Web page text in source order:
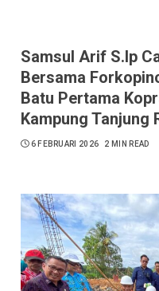
Samsul Arif S.Ip
Bersama
Batu Pertama
Kampung Tanjung
6 FEBRUARI 2026 2 MIN READ